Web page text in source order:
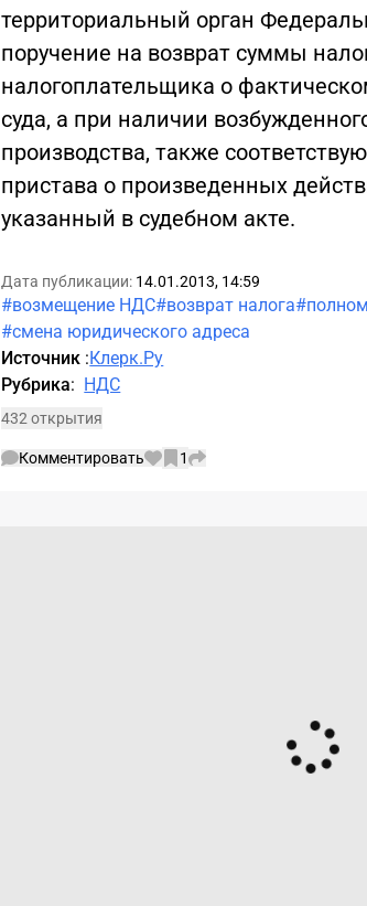
территориальный орган
поручение на возврат суммы
налогоплательщика о
суда, а при наличии
производства, также
пристава о произведенных
указанный в судебном акте.
Дата публикации: 14.01.2013, 14:59
#возмещение НДС#возврат налога
#смена юридического адреса
Источник :Клерк.Ру
Рубрика: НДС
432 открытия
Комментировать 1